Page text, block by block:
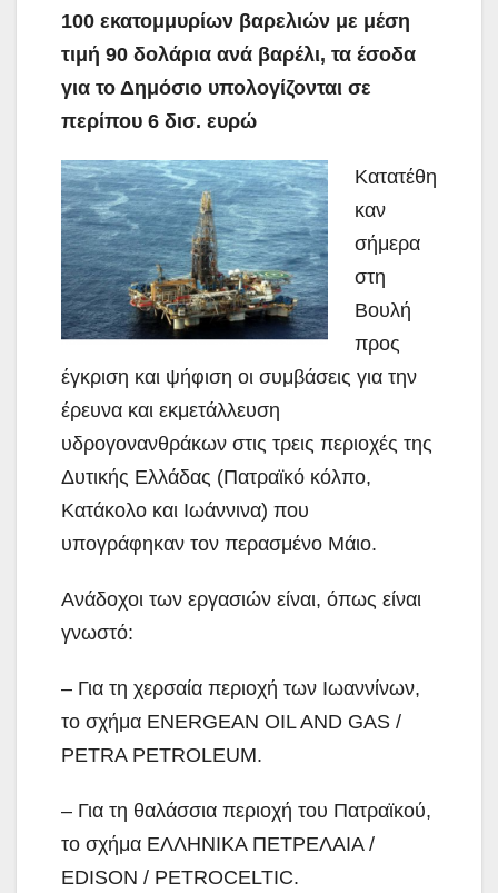
100 εκατομμυρίων βαρελιών με μέση
τιμή 90 δολάρια ανά βαρέλι, τα έσοδα
για το Δημόσιο υπολογίζονται σε
περίπου 6 δισ. ευρώ
Κατατέθη
καν
σήμερα
στη
Βουλή
προς
έγκριση και ψήφιση οι συμβάσεις για την
έρευνα και εκμετάλλευση
υδρογονανθράκων στις τρεις περιοχές της
Δυτικής Ελλάδας (Πατραϊκό κόλπο,
Κατάκολο και Ιωάννινα) που
υπογράφηκαν τον περασμένο Μάιο.
Ανάδοχοι των εργασιών είναι, όπως είναι
γνωστό:
– Για τη χερσαία περιοχή των Ιωαννίνων,
το σχήμα ENERGEAN OIL AND GAS /
PETRA PETROLEUM.
– Για τη θαλάσσια περιοχή του Πατραϊκού,
το σχήμα ΕΛΛΗΝΙΚΑ ΠΕΤΡΕΛΑΙΑ /
EDISON / PETROCELTIC.